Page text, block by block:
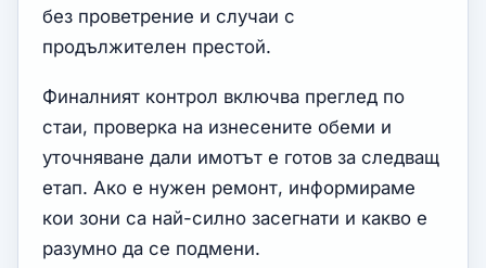
без проветрение и случаи с
продължителен престой.
Финалният контрол включва преглед по
стаи, проверка на изнесените обеми и
уточняване дали имотът е готов за следващ
етап. Ако е нужен ремонт, информираме
кои зони са най-силно засегнати и какво е
разумно да се подмени.